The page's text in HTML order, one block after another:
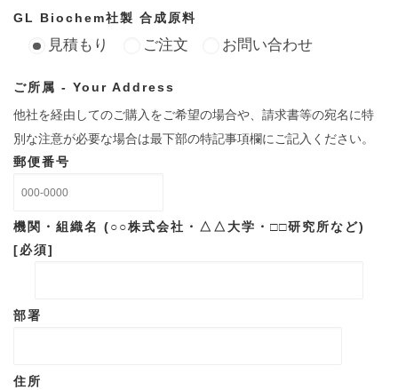
GL Biochem社製 合成原料
見積もり ご注文 お問い合わせ
ご所属 - Your Address
他社を経由してのご購入をご希望の場合や、請求書等の宛名に特
別な注意が必要な場合は最下部の特記事項欄にご記入ください。
郵便番号
機関・組織名 (○○株式会社・△△大学・□□研究所など)
[必須]
部署
住所